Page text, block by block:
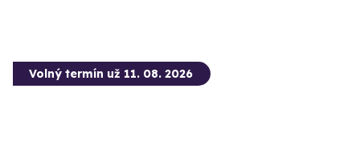
Volný termín už 11. 08. 2026